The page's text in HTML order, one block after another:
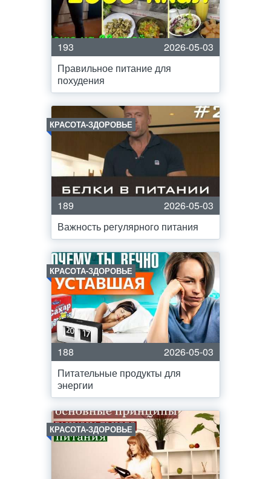
193
2026-05-03
Правильное питание для
похудения
КРАСОТА-ЗДОРОВЬЕ
189
2026-05-03
Важность регулярного питания
КРАСОТА-ЗДОРОВЬЕ
188
2026-05-03
Питательные продукты для
энергии
КРАСОТА-ЗДОРОВЬЕ